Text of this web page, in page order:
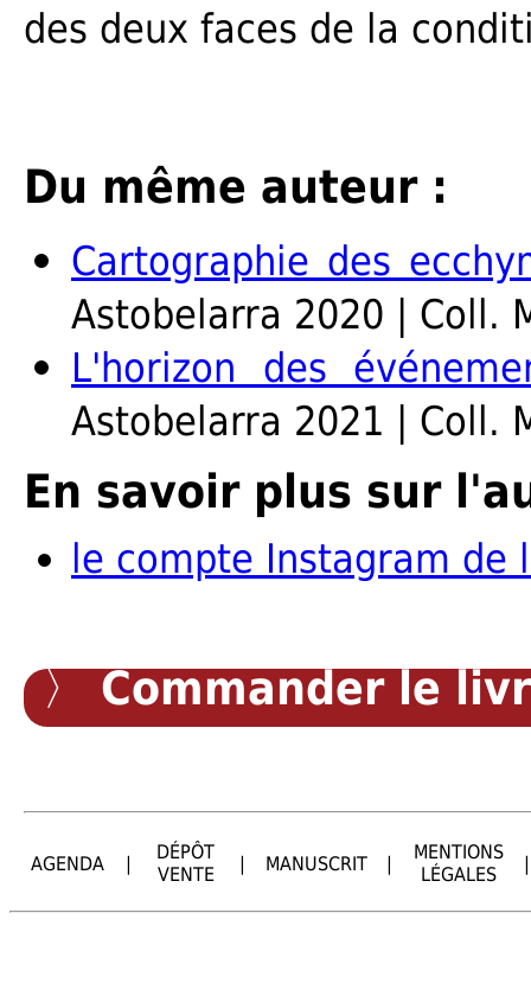
des deux faces de la
Du même auteur :
Cartographie des
Astobelarra 2020 | Coll.
L'horizon des
Astobelarra 2021 | Coll.
En savoir plus sur
le compte Instagram de
〉 Commander le
AGENDA |
DÉPÔT
VENTE
| MANUSCRIT |
MENTIONS
LÉGALES
|